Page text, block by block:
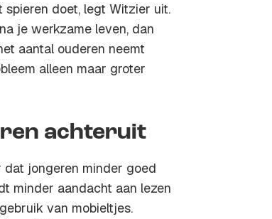
doet, legt Witzier uit.
je werkzame leven, dan
aantal ouderen neemt
alleen maar groter
achteruit
dat jongeren minder goed
minder aandacht aan lezen
van mobieltjes.